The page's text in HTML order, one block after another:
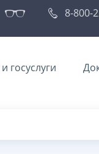
8-800-
госуслуги